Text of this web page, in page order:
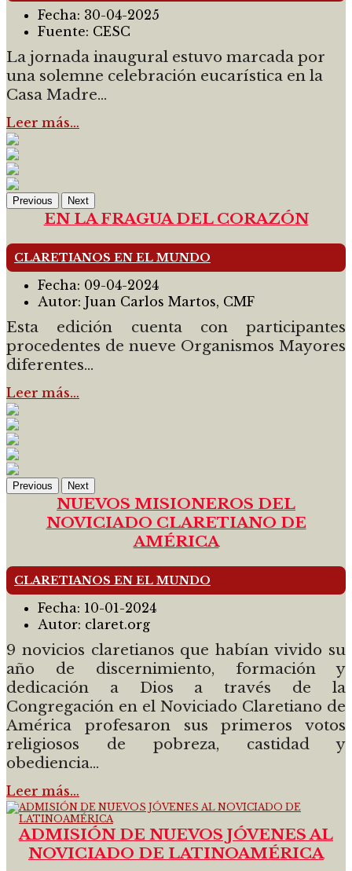
Fecha: 30-04-2025
Fuente: CESC
La jornada inaugural estuvo marcada por
una solemne celebración eucarística en la
Casa Madre...
Leer más…
Previous Next
EN LA FRAGUA DEL CORAZÓN
CLARETIANOS EN EL MUNDO
Fecha: 09-04-2024
Autor: Juan Carlos Martos, CMF
Esta edición cuenta con participantes
procedentes de nueve Organismos Mayores
diferentes...
Leer más…
Previous Next
NUEVOS MISIONEROS DEL
NOVICIADO CLARETIANO DE
AMÉRICA
CLARETIANOS EN EL MUNDO
Fecha: 10-01-2024
Autor: claret.org
9 novicios claretianos que habían vivido su
año de discernimiento, formación y
dedicación a Dios a través de la
Congregación en el Noviciado Claretiano de
América profesaron sus primeros votos
religiosos de pobreza, castidad y
obediencia...
Leer más…
ADMISIÓN DE NUEVOS JÓVENES AL
NOVICIADO DE LATINOAMÉRICA